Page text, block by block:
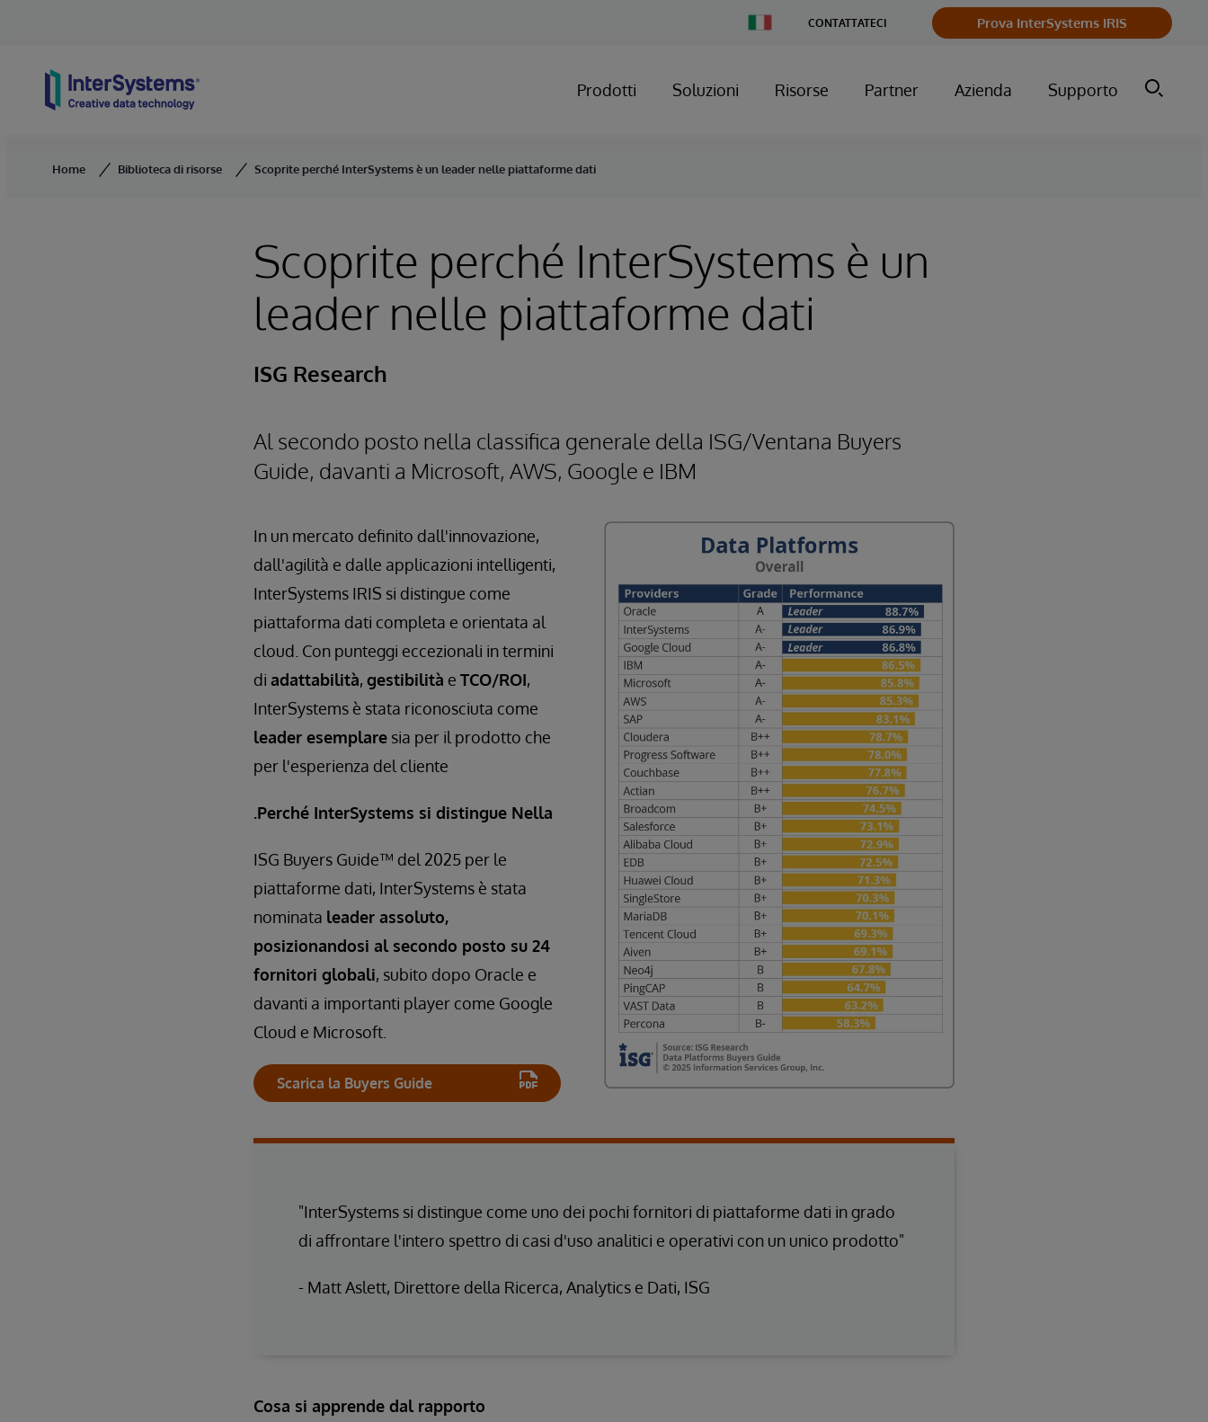
Country
CONTATTATECI Prova InterSystems IRIS
Prodotti Soluzioni Risorse Partner Azienda Supporto
Home Biblioteca di risorse Scoprite perché InterSystems è un leader nelle piattaforme dati
Scoprite perché InterSystems è un
leader nelle piattaforme dati
ISG Research
Al secondo posto nella classifica generale della ISG/Ventana Buyers
Guide, davanti a Microsoft, AWS, Google e IBM
In un mercato definito dall'innovazione,
dall'agilità e dalle applicazioni intelligenti,
InterSystems IRIS si distingue come
piattaforma dati completa e orientata al
cloud. Con punteggi eccezionali in termini
di adattabilità, gestibilità e TCO/ROI,
InterSystems è stata riconosciuta come
leader esemplare sia per il prodotto che
per l'esperienza del cliente
.Perché InterSystems si distingue Nella
ISG Buyers Guide™ del 2025 per le
piattaforme dati, InterSystems è stata
nominata leader assoluto,
posizionandosi al secondo posto su 24
fornitori globali, subito dopo Oracle e
davanti a importanti player come Google
Cloud e Microsoft.
Scarica la Buyers Guide
"InterSystems si distingue come uno dei pochi fornitori di piattaforme dati in grado
di affrontare l'intero spettro di casi d'uso analitici e operativi con un unico prodotto"
- Matt Aslett, Direttore della Ricerca, Analytics e Dati, ISG
Cosa si apprende dal rapporto